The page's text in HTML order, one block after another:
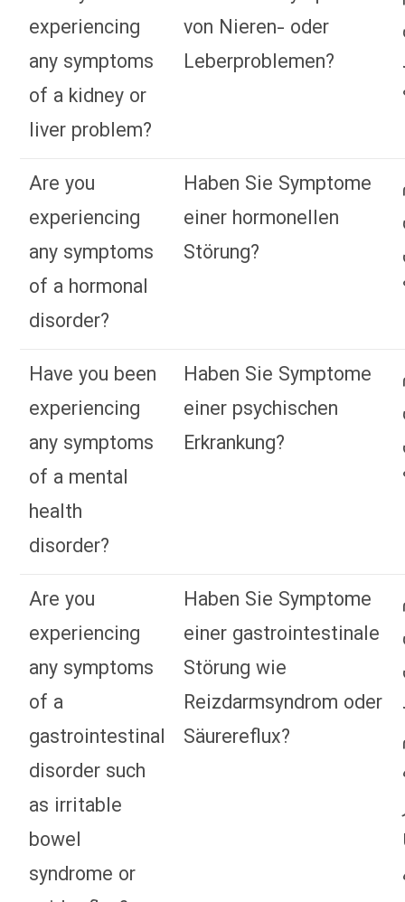
experiencing
any symptoms
of a kidney or
liver problem?
von Nieren- oder
Leberproblemen?
Are you
experiencing
any symptoms
of a hormonal
disorder?
Haben Sie Symptome
einer hormonellen
Störung?
Have you been
experiencing
any symptoms
of a mental
health
disorder?
Haben Sie Symptome
einer psychischen
Erkrankung?
Are you
experiencing
any symptoms
of a
gastrointestinal
disorder such
as irritable
bowel
syndrome or
Haben Sie Symptome
einer gastrointestinale
Störung wie
Reizdarmsyndrom oder
Säurereflux?